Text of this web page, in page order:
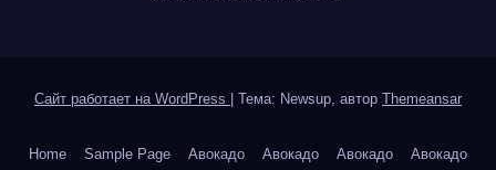
Сайт работает на WordPress Тема: Newsup, автор Themeansar
Home Sample Page Авокадо Авокадо Авокадо Авокадо